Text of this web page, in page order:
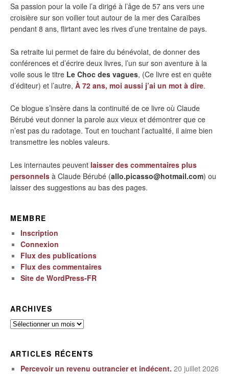
Sa passion pour la voile l’a dirigé à l’âge de 57 ans vers une
croisière sur son voilier tout autour de la mer des Caraïbes
pendant 8 ans, flirtant avec les rives d’une trentaine de pays.
Sa retraite lui permet de faire du bénévolat, de donner des
conférences et d’écrire deux livres, l’un sur son aventure à la
voile sous le titre Le Choc des vagues, (Ce livre est en quête
d’éditeur) et l’autre, À 72 ans, moi aussi j’ai un mot à dire.
Ce blogue s’insère dans la continuité de ce livre où Claude
Bérubé veut donner la parole aux vieux et démontrer que ce
n’est pas du radotage. Tout en touchant l’actualité, il aime bien
transmettre les nobles valeurs.
Les internautes peuvent laisser des commentaires plus
personnels à Claude Bérubé (allo.picasso@hotmail.com) ou
laisser des suggestions au bas des pages.
MEMBRE
Inscription
Connexion
Flux des publications
Flux des commentaires
Site de WordPress-FR
ARCHIVES
Archives
ARTICLES RÉCENTS
Percevoir un revenu outrancier et indécent. 20 juillet 2026